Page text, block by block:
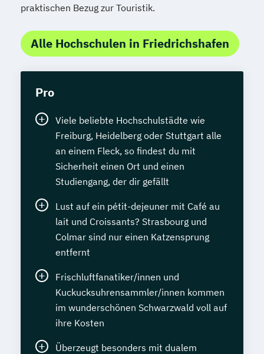
praktischen Bezug zur Touristik.
Alle Hochschulen in Friedrichshafen
Pro
Viele beliebte Hochschulstädte wie
Freiburg, Heidelberg oder Stuttgart alle
an einem Fleck, so findest du mit
Sicherheit einen Ort und einen
Studiengang, der dir gefällt
Lust auf ein pétit-dejeuner mit Café au
lait und Croissants? Strasbourg und
Colmar sind nur einen Katzensprung
entfernt
Frischluftfanatiker/innen und
Kuckucksuhrensammler/innen kommen
im wunderschönen Schwarzwald voll auf
ihre Kosten
Überzeugt besonders mit dualem